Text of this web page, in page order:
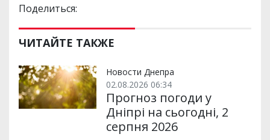
Поделиться:
ЧИТАЙТЕ ТАКЖЕ
Новости Днепра
02.08.2026 06:34
Прогноз погоди у
Дніпрі на сьогодні, 2
серпня 2026